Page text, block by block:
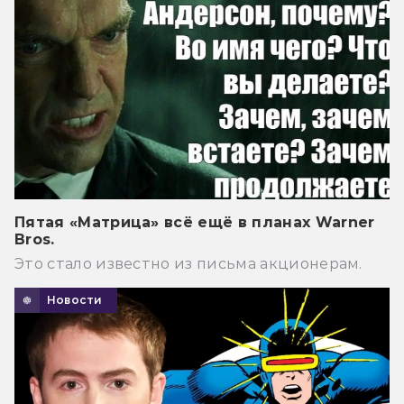
Пятая «Матрица» всё ещё в планах Warner
Bros.
Это стало известно из письма акционерам.
Новости